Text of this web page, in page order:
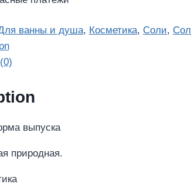
ванны и душа, Косметика, Соли,
выпуска
природная.